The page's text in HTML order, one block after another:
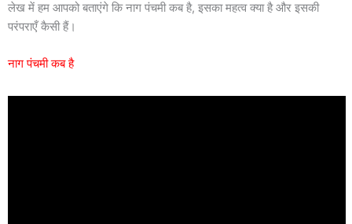
लेख में हम आपको बताएंगे कि नाग पंचमी कब है, इसका महत्व क्या है और इसकी
परंपराएँ कैसी हैं।
नाग पंचमी कब है